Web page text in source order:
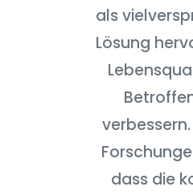
als
Lösung
dass die